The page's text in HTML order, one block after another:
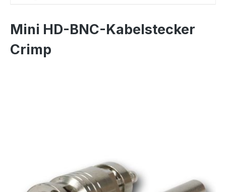
Mini HD-BNC-Kabelstecker
Crimp